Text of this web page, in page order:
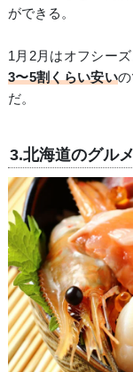
ができる。
1月2月はオフシー
3〜5割くらい安い
だ。
3.北海道のグル